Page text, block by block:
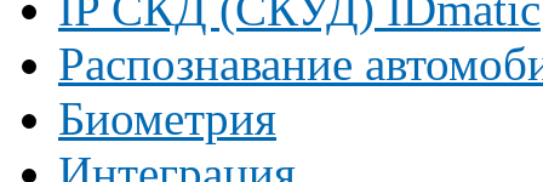
Распознавание
Биометрия